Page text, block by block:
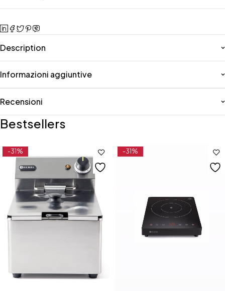
Description
Informazioni aggiuntive
Recensioni
Bestsellers
-31% -31%